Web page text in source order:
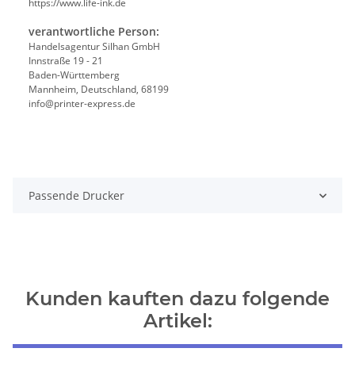
https://www.life-ink.de
verantwortliche Person:
Handelsagentur Silhan GmbH
Innstraße 19 - 21
Baden-Württemberg
Mannheim, Deutschland, 68199
info@printer-express.de
Passende Drucker
Kunden kauften dazu folgende
Artikel: